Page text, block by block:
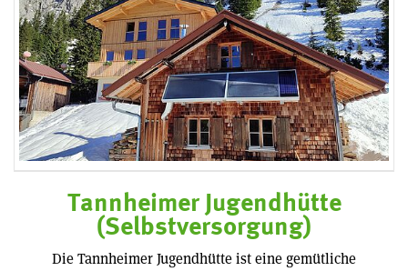
Tannheimer Jugendhütte
(Selbstversorgung)
Die Tannheimer Jugendhütte ist eine gemütliche